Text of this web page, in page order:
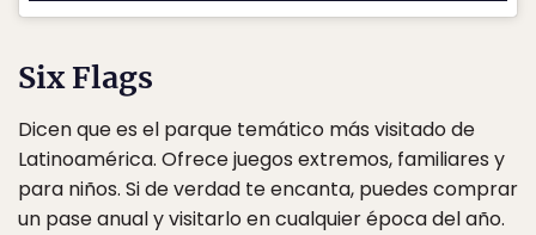
Six Flags
Dicen que es el parque temático más visitado de
Latinoamérica. Ofrece juegos extremos, familiares y
para niños. Si de verdad te encanta, puedes comprar
un pase anual y visitarlo en cualquier época del año.